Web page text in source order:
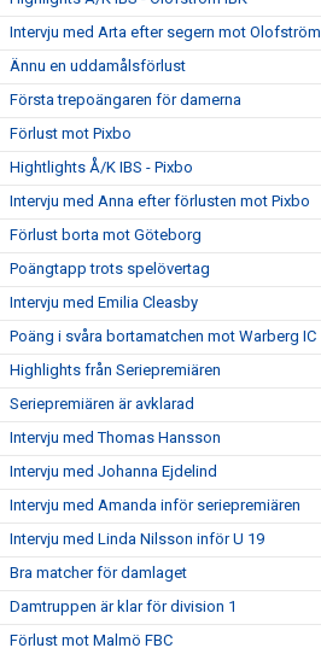
Intervju med Arta efter segern mot Olofström
Ännu en uddamålsförlust
Första trepoängaren för damerna
Förlust mot Pixbo
Hightlights Å/K IBS - Pixbo
Intervju med Anna efter förlusten mot Pixbo
Förlust borta mot Göteborg
Poängtapp trots spelövertag
Intervju med Emilia Cleasby
Poäng i svåra bortamatchen mot Warberg IC
Highlights från Seriepremiären
Seriepremiären är avklarad
Intervju med Thomas Hansson
Intervju med Johanna Ejdelind
Intervju med Amanda inför seriepremiären
Intervju med Linda Nilsson inför U 19
Bra matcher för damlaget
Damtruppen är klar för division 1
Förlust mot Malmö FBC